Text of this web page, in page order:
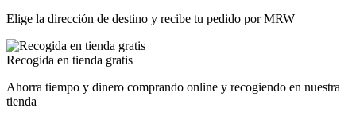
Elige la dirección de destino y recibe tu pedido por MRW
Recogida en tienda gratis
Ahorra tiempo y dinero comprando online y recogiendo en nuestra
tienda